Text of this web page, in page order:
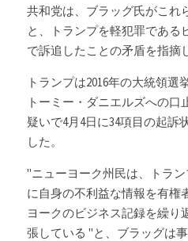
共和党は、ブラッグ氏がこれ
と、トランプを軽犯罪である
で訴追したことの矛盾を指摘
トランプは2016年の大統領選
トーミー・ダニエルズへの口
疑いで4月4日に34項目の起訴
した。
"ニューヨーク州民は、トラ
に自身の不利益な情報を有権
ヨークのビジネス記録を繰り
張している "と、ブラッグは